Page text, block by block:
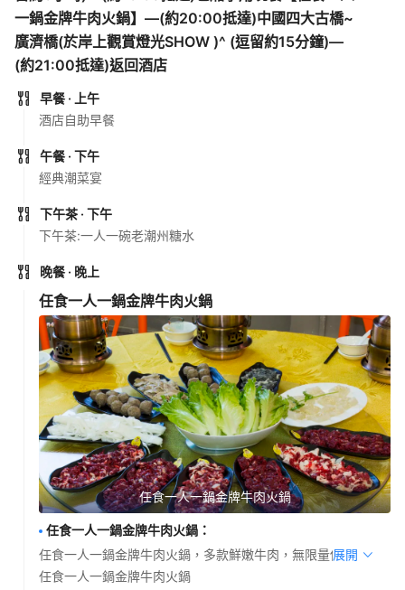
一鍋金牌牛肉火鍋】—(約20:00抵達)中國四大古橋~
廣濟橋(於岸上觀賞燈光SHOW )^ (逗留約15分鐘)—
(約21:00抵達)返回酒店
早餐 · 上午
酒店自助早餐
午餐 · 下午
經典潮菜宴
下午茶 · 下午
下午茶:一人一碗老潮州糖水
晚餐 · 晚上
任食一人一鍋金牌牛肉火鍋
任食一人一鍋金牌牛肉火鍋
任食一人一鍋金牌牛肉火鍋 ：
任食一人一鍋金牌牛肉火鍋，多款鮮嫩牛肉，無限量供應。
展開
任食一人一鍋金牌牛肉火鍋